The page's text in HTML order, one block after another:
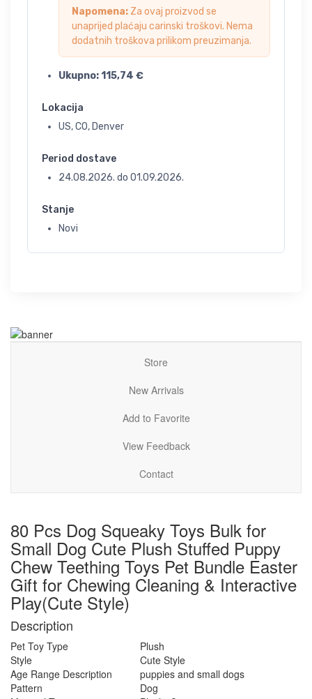
Napomena: Za ovaj proizvod se
unaprijed plaćaju carinski troškovi. Nema
dodatnih troškova prilikom preuzimanja.
Ukupno:115,74 €
Lokacija
US, CO, Denver
Period dostave
24.08.2026. do 01.09.2026.
Stanje
Novi